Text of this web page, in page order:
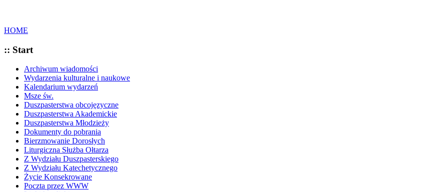
HOME
:: Start
Archiwum wiadomości
Wydarzenia kulturalne i naukowe
Kalendarium wydarzeń
Msze św.
Duszpasterstwa obcojęzyczne
Duszpasterstwa Akademickie
Duszpasterstwa Młodzieży
Dokumenty do pobrania
Bierzmowanie Dorosłych
Liturgiczna Służba Ołtarza
Z Wydziału Duszpasterskiego
Z Wydziału Katechetycznego
Życie Konsekrowane
Poczta przez WWW